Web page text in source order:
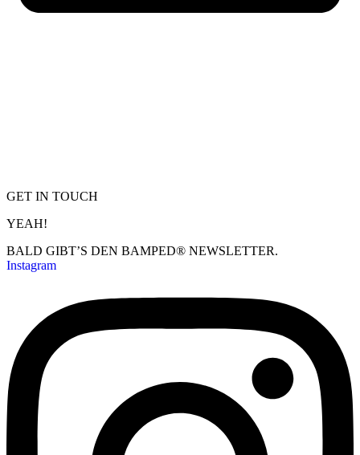
GET IN TOUCH
YEAH!
BALD GIBT’S DEN BAMPED® NEWSLETTER.
Instagram